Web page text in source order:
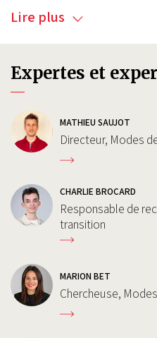
Lire plus
Expertes et
MATHIEU SAUJOT
Directeur, Modes
CHARLIE BROCARD
Responsable de
transition
MARION BET
Chercheuse,